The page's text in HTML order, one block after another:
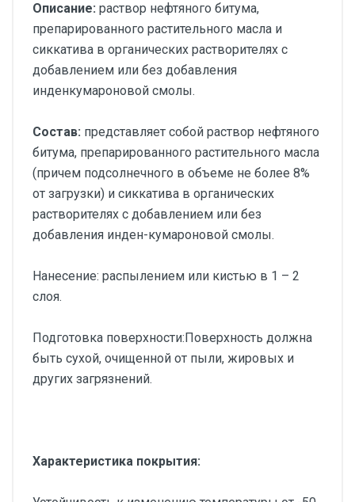
Описание: раствор нефтяного битума,
препарированного растительного масла и
сиккатива в органических растворителях с
добавлением или без добавления
инденкумароновой смолы.
Состав: представляет собой раствор нефтяного
битума, препарированного растительного масла
(причем подсолнечного в объеме не более 8%
от загрузки) и сиккатива в органических
растворителях с добавлением или без
добавления инден-кумароновой смолы.
Нанесение: распылением или кистью в 1 – 2
слоя.
Подготовка поверхности:Поверхность должна
быть сухой, очищенной от пыли, жировых и
других загрязнений.
Характеристика покрытия: